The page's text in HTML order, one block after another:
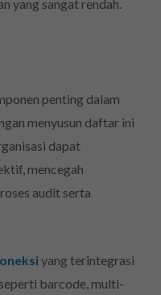
yang sangat rendah.
penting dalam
menyusun daftar ini
dapat
mencegah
audit serta
yang terintegrasi
barcode, multi-